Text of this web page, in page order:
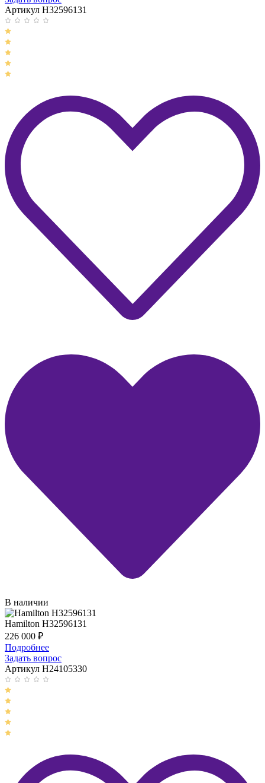
Артикул H32596131
В наличии
Hamilton H32596131
226 000 ₽
Подробнее
Задать вопрос
Артикул H24105330